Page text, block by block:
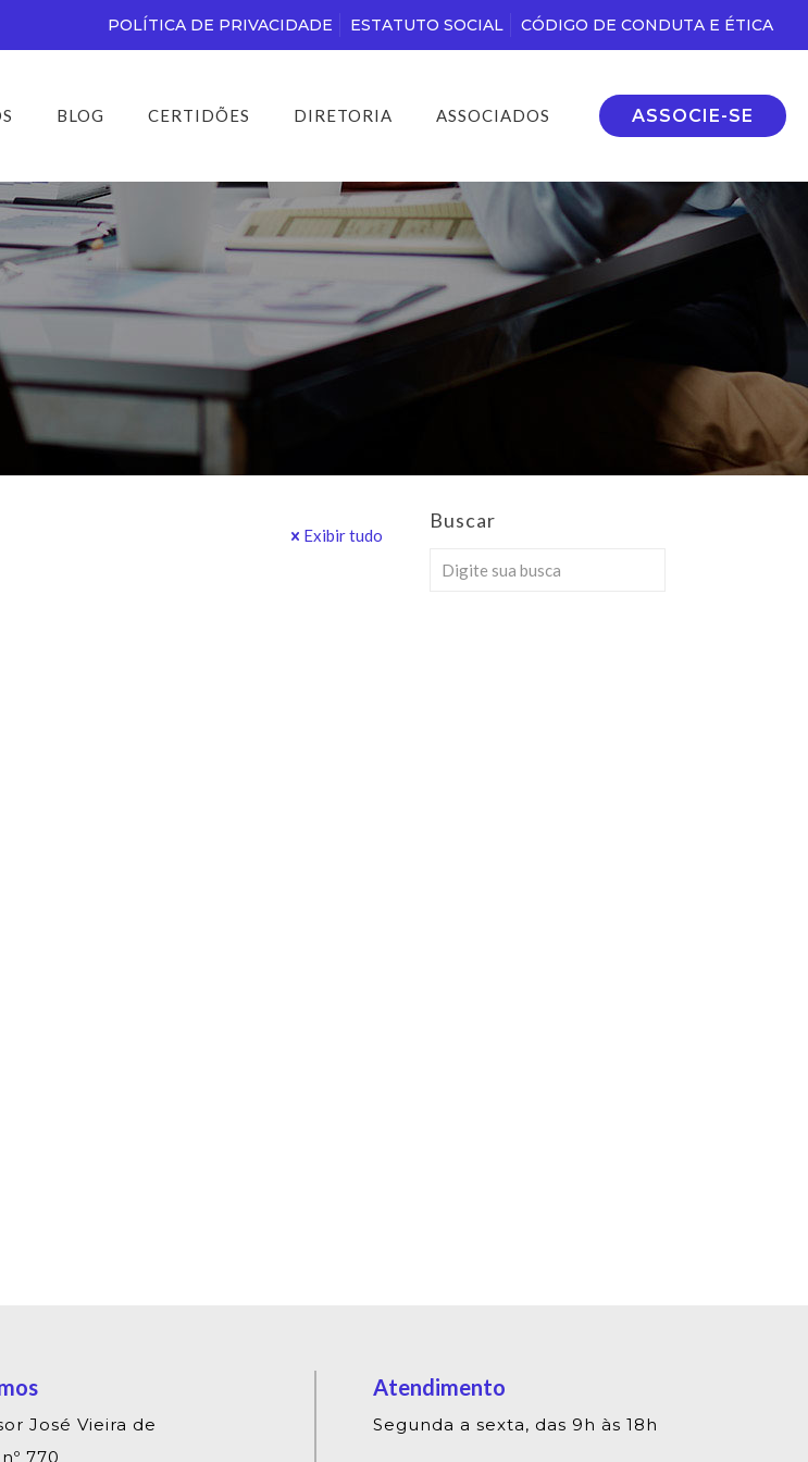
POLÍTICA DE PRIVACIDADE ESTATUTO SOCIAL CÓDIGO DE CONDUTA E ÉTICA
BLOG CERTIDÕES DIRETORIA ASSOCIADOS ASSOCIE-SE
Exibir tudo
Buscar
José Vieira de
770
Atendimento
Segunda a sexta, das 9h às 18h